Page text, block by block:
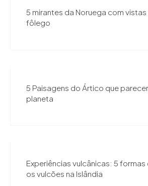
5 mirantes da Noruega com
fôlego
5 Paisagens do Ártico que
planeta
Experiências vulcânicas: 5
os vulcões na Islândia